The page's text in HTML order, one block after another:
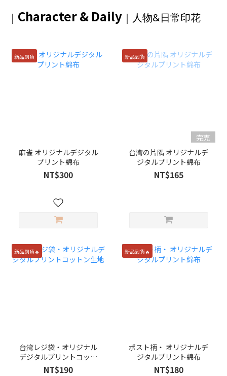
｜ Character & Daily ｜ 人物&日常印花
新品到貨
麻雀 オリジナルデジタル
プリント綿布
NT$300
新品到貨
完売
台湾の片隅 オリジナルデ
ジタルプリント綿布
NT$165
新品到貨🔥
台湾レジ袋・オリジナル
デジタルプリントコット
ン生地
NT$190
新品到貨🔥
ポスト柄・ オリジナルデ
ジタルプリント綿布
NT$180